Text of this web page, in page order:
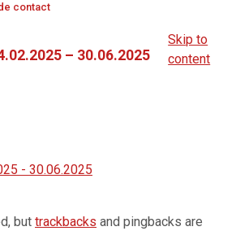
contact
– 30.06.2025
- 30.06.2025
but trackbacks and pingbacks are
Skip to
content